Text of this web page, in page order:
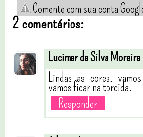
Comente com sua conta
2 comentários:
Lucimar da Silva Moreira
Lindas as cores,
vamos ficar na torcida.
Responder